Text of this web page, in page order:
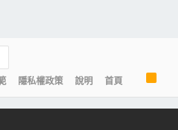
隱私權政策 說明 首頁
R
S
S